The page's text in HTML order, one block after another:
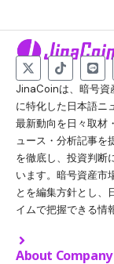
JinaCoinは、暗号資
に特化した日本語ニ
最新動向を日々取材
ュース・分析記事を
を徹底し、投資判断
います。暗号資産市
とを編集方針とし、
イムで把握できる情
About Company